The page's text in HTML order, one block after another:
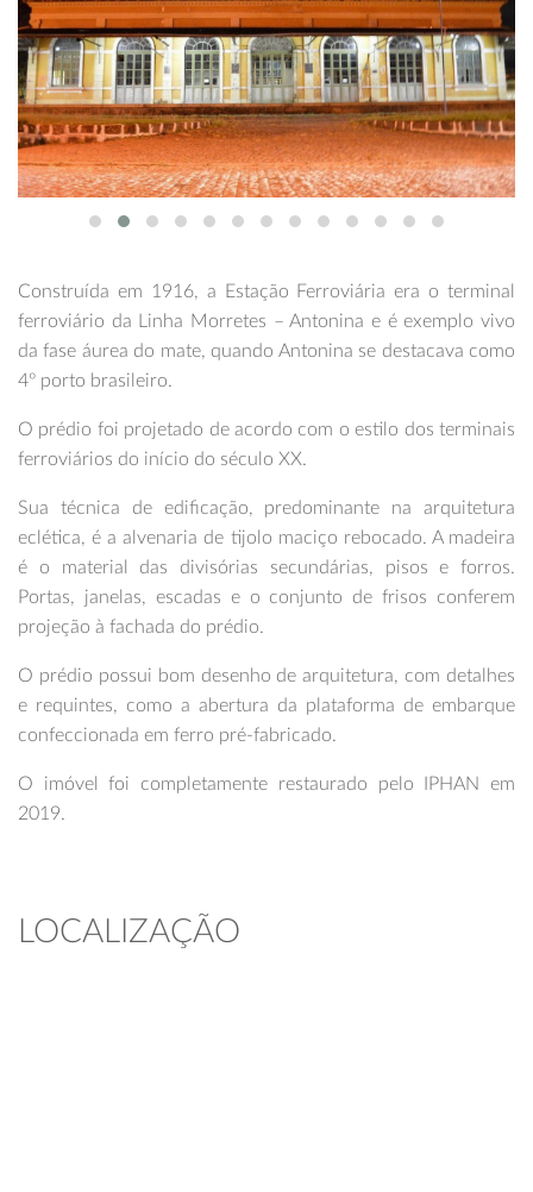
Construída em 1916, a Estação Ferroviária era o terminal
ferroviário da Linha Morretes – Antonina e é exemplo vivo
da fase áurea do mate, quando Antonina se destacava como
4º porto brasileiro.
O prédio foi projetado de acordo com o estilo dos terminais
ferroviários do início do século XX.
Sua técnica de edificação, predominante na arquitetura
eclética, é a alvenaria de tijolo maciço rebocado. A madeira
é o material das divisórias secundárias, pisos e forros.
Portas, janelas, escadas e o conjunto de frisos conferem
projeção à fachada do prédio.
O prédio possui bom desenho de arquitetura, com detalhes
e requintes, como a abertura da plataforma de embarque
confeccionada em ferro pré-fabricado.
O imóvel foi completamente restaurado pelo IPHAN em
2019.
LOCALIZAÇÃO